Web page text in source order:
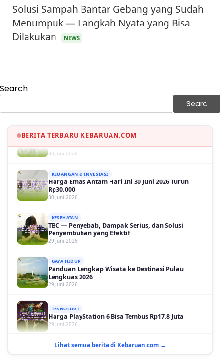
Solusi Sampah Bantar Gebang yang Sudah
Menumpuk — Langkah Nyata yang Bisa
Dilakukan
NEWS
Search
Searc
BERITA TERBARU KEBARUAN.COM
KEUANGAN & INVESTASI
Harga Minyak Dunia Hari Ini Naik, WTI dan Brent
Sama-sama Menguat
30 Juni 2026
OLAH RAGA
30 Juni 2026
KEUANGAN & INVESTASI
Rp30.000
30 Juni 2026
KESEHATAN
Penyembuhan yang Efektif
29 Juni 2026
GAYA HIDUP
Lengkuas 2026
29 Juni 2026
29 Juni 2026
Terduga
Lihat semua berita di Kebaruan.com →